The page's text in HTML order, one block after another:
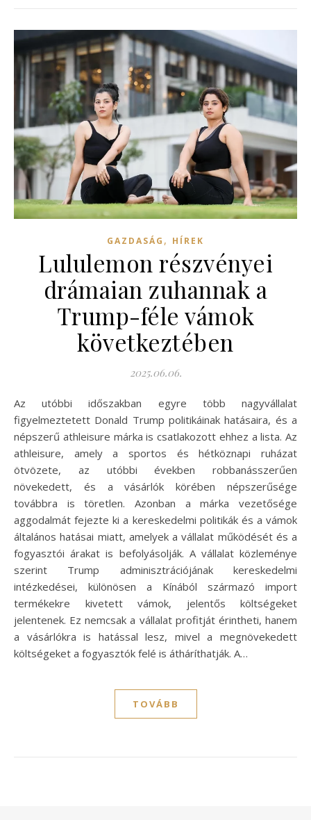
GAZDASÁG , HÍREK
Lululemon részvényei
drámaian zuhannak a
Trump-féle vámok
következtében
2025.06.06.
Az utóbbi időszakban egyre több nagyvállalat
figyelmeztetett Donald Trump politikáinak hatásaira, és a
népszerű athleisure márka is csatlakozott ehhez a lista. Az
athleisure, amely a sportos és hétköznapi ruházat
ötvözete, az utóbbi években robbanásszerűen
növekedett, és a vásárlók körében népszerűsége
továbbra is töretlen. Azonban a márka vezetősége
aggodalmát fejezte ki a kereskedelmi politikák és a vámok
általános hatásai miatt, amelyek a vállalat működését és a
fogyasztói árakat is befolyásolják. A vállalat közleménye
szerint Trump adminisztrációjának kereskedelmi
intézkedései, különösen a Kínából származó import
termékekre kivetett vámok, jelentős költségeket
jelentenek. Ez nemcsak a vállalat profitját érintheti, hanem
a vásárlókra is hatással lesz, mivel a megnövekedett
költségeket a fogyasztók felé is átháríthatják. A…
TOVÁBB